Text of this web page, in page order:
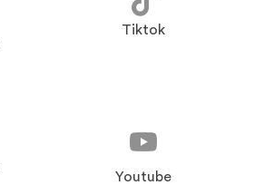
Tiktok
Youtube